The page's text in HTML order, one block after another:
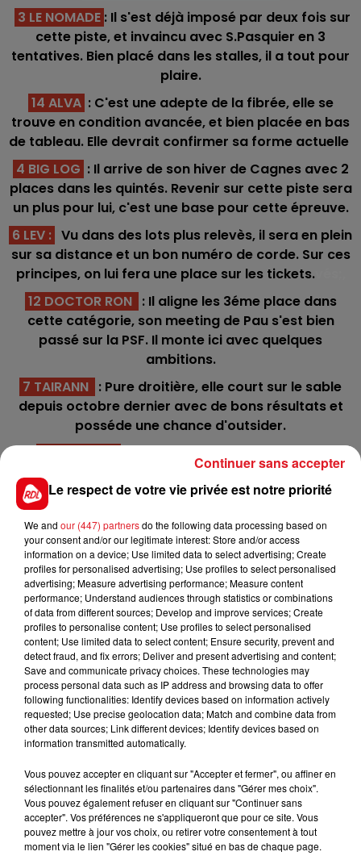
3 LE NOMADE : Il s'est déjà imposé par deux fois sur
cette piste, et invaincu avec S.Pasquier en 3
tentatives. Bien placé dans les stalles, il a tout pour
plaire.
14 ALVA : C'est une adepte de la fibrée, elle se
trouve en condition avancée, et bien placée en bas
de tableau. Elle devrait confirmer sa forme actuelle
4 BIG LOG : Il arrive de son hiver de Cagnes avec 2
places dans les quintés. Revenir sur cette piste sera
un plus pour lui, c'est une base pour cette épreuve.
6 LEV : Vu dans des lots plus relevès, il sera en plein
sur sa distance et un bon numéro de corde. Sur ces
principes, on lui fera une place sur les tickets.vés;,
12 DOCTOR RON : Il aligne les 3éme place dans
cette catégorie, son meeting de Pau s'est bien
passé sur la PSF. Il monte ici avec quelques
ambitions.
7 TAIRANN : Pure droitière, elle court sur le sable
depuis octobre dernier avec de bons résultats et
posséde une chance d'outsider.
premiers, sa dernière course lui a fait du bien et doit
monter logiquement en condition sur celle-ci.
*********
En direct des pistes :
FILS D'ACTUS
15 juillet 2026
BÉTHUNE: ENQUÊTE POUR HOMICIDE
VOLONTAIRE EN COURS, APRÈS LA...
Le respect de votre vie privée est notre priorité
We and our (447) partnersdo the following data processing based on
your consent and/or our legitimate interest: Store and/or access
information on a device; Use limited data to select advertising; Create
profiles for personalised advertising; Use profiles to select personalised
advertising; Measure advertising performance; Measure content
performance; Understand audiences through statistics or combinations
of data from different sources; Develop and improve services; Create
profiles to personalise content; Use profiles to select personalised
content; Use limited data to select content; Ensure security, prevent and
detect fraud, and fix errors; Deliver and present advertising and content;
Save and communicate privacy choices. These technologies may
process personal data such as IP address and browsing data to offer
following functionalities: Identify devices based on information actively
requested; Use precise geolocation data; Match and combine data from
other data sources; Link different devices; Identify devices based on
information transmitted automatically.
Vous pouvez accepter en cliquant sur "Accepter et fermer", ou affiner en
sélectionnant les finalités et/ou partenaires dans "Gérer mes choix".
Vous pouvez également refuser en cliquant sur "Continuer sans
accepter". Vos préférences ne s'appliqueront que pour ce site. Vous
pouvez mettre à jour vos choix, ou retirer votre consentement à tout
moment via le lien "Gérer les cookies" situé en bas de chaque page.
Continuer sans accepter